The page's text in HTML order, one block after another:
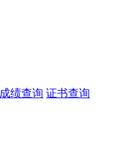
成绩查询 证书查询